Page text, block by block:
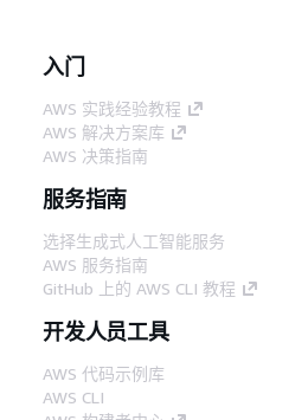
入门
AWS 实践经验教程
AWS 解决方案库
AWS 决策指南
服务指南
选择生成式人工智能服务
AWS 服务指南
GitHub 上的 AWS CLI 教程
开发人员工具
AWS 代码示例库
AWS CLI